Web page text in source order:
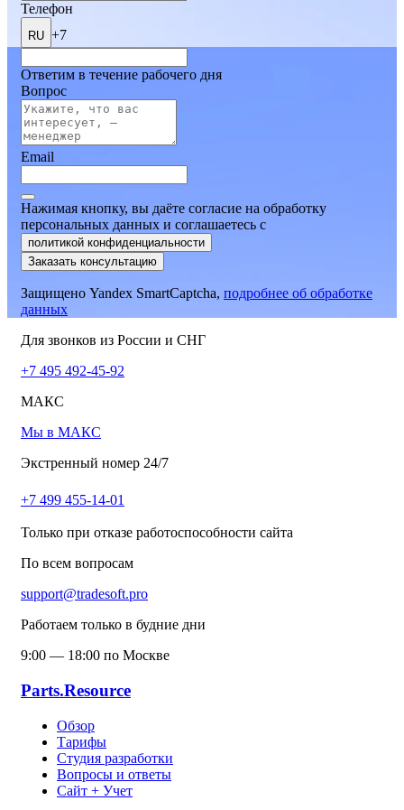
Телефон
RU +7
Ответим в течение рабочего дня
Вопрос
Email
Нажимая кнопку, вы даёте согласие на обработку
персональных данных и соглашаетесь c
политикой конфиденциальности
Заказать консультацию
Защищено Yandex SmartCaptcha, подробнее об обработке
данных
Для звонков из России и СНГ
+7 495 492-45-92
МАКС
Мы в МАКС
Экстренный номер 24/7
+7 499 455-14-01
Только при отказе работоспособности сайта
По всем вопросам
support@tradesoft.pro
Работаем только в будние дни
9:00 — 18:00 по Москве
Parts.Resource
Обзор
Тарифы
Студия разработки
Вопросы и ответы
Сайт + Учет